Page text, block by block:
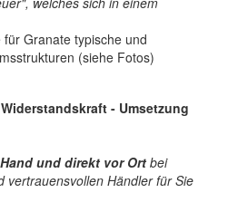
Granate typische und
(siehe Fotos)
- Umsetzung
und direkt vor Ort bei
vertrauensvollen Händler für Sie